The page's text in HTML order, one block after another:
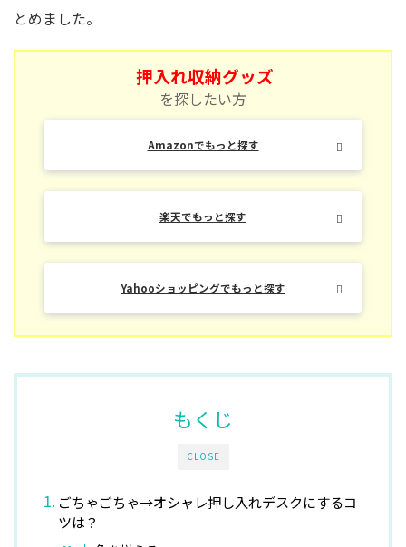
とめました。
押入れ収納グッズ
を探したい方
Amazonでもっと探す
楽天でもっと探す
Yahooショッピングでもっと探す
CLOSE
もくじ
ごちゃごちゃ→オシャレ押し入れデスクにするコ
ツは？